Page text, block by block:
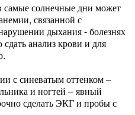
самые солнечные дни может
связанной с
дыхания - болезнях
анализ крови и для
с синеватым оттенком –
и ногтей – явный
сделать ЭКГ и пробы с